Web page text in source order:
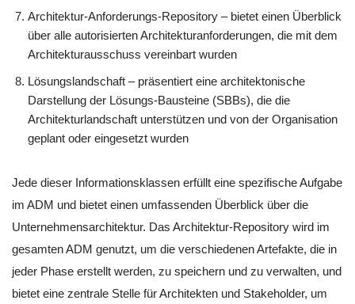
Architektur-Anforderungs-Repository – bietet einen Überblick
über alle autorisierten Architekturanforderungen, die mit dem
Architekturausschuss vereinbart wurden
Lösungslandschaft – präsentiert eine architektonische
Darstellung der Lösungs-Bausteine (SBBs), die die
Architekturlandschaft unterstützen und von der Organisation
geplant oder eingesetzt wurden
Jede dieser Informationsklassen erfüllt eine spezifische Aufgabe
im ADM und bietet einen umfassenden Überblick über die
Unternehmensarchitektur. Das Architektur-Repository wird im
gesamten ADM genutzt, um die verschiedenen Artefakte, die in
jeder Phase erstellt werden, zu speichern und zu verwalten, und
bietet eine zentrale Stelle für Architekten und Stakeholder, um